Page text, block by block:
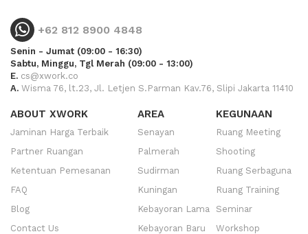
+62 812 8900 4848
Senin - Jumat (09:00 - 16:30)
Sabtu, Minggu, Tgl Merah (09:00 - 13:00)
E. cs@xwork.co
A. Wisma 76, lt.23, Jl. Letjen S.Parman Kav.76, Slipi Jakarta 11410
ABOUT XWORK
Jaminan Harga Terbaik
Partner Ruangan
Ketentuan Pemesanan
FAQ
Blog
Contact Us
AREA
Senayan
Palmerah
Sudirman
Kuningan
Kebayoran Lama
Kebayoran Baru
KEGUNAAN
Ruang Meeting
Shooting
Ruang Serbaguna
Ruang Training
Seminar
Workshop